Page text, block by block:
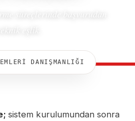
DANIŞMANLIĞI
sistem kurulumundan sonra